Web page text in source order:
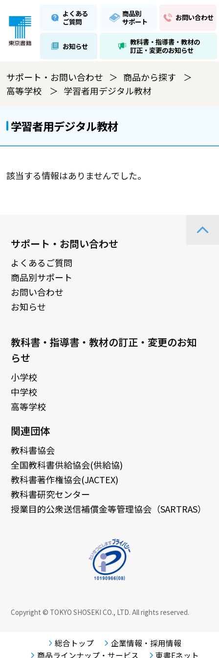
よくある
ご質問
商品別
サポート
お問い合わせ
お知らせ
教科書・指導書・教材の
訂正・変更のお知らせ
サポート・お問い合わせ
商品から探す
高等学校
学習者用デジタル教材
学習者用デジタル教材
該当する情報はありませんでした。
サポート・お問い合わせ
よくあるご質問
商品別サポート
お問い合わせ
お知らせ
教科書・指導書・教材の訂正・変更のお知
らせ
小学校
中学校
高等学校
関連団体
教科書協会
全国教科書供給協会(供給協)
教科書著作権協会(JACTEX)
教科書研究センター
授業目的公衆送信補償金等管理協会（SARTRAS）
Copyright © TOKYO SHOSEKI CO., LTD. All rights reserved.
総合トップ
企業情報・採用情報
商品ラインナップ・サービス
東書Eネット